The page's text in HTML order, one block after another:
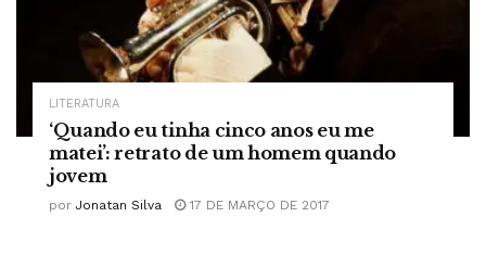
LITERATURA
‘Quando eu tinha cinco anos eu me
matei’: retrato de um homem quando
jovem
por Jonatan Silva 17 DE MARÇO DE 2017